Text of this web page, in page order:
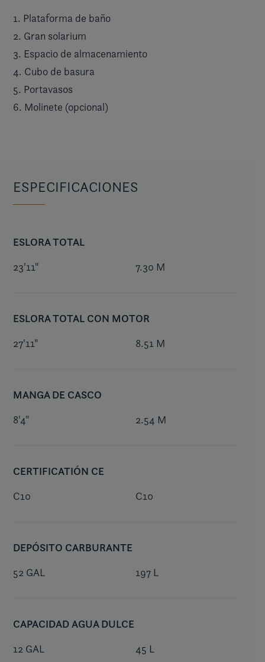
1. Plataforma de baño
2. Gran solarium
3. Espacio de almacenamiento
4. Cubo de basura
5. Portavasos
6. Molinete (opcional)
ESPECIFICACIONES
ESLORA TOTAL
23'11" 7.30 M
ESLORA TOTAL CON MOTOR
27'11" 8.51 M
MANGA DE CASCO
8'4" 2.54 M
CERTIFICATIÓN CE
C10 C10
DEPÓSITO CARBURANTE
52 GAL 197 L
CAPACIDAD AGUA DULCE
12 GAL 45 L